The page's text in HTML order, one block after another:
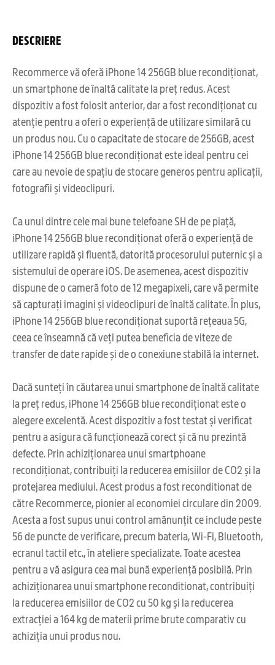
DESCRIERE
Recommerce vă oferă iPhone 14 256GB blue recondiționat,
un smartphone de înaltă calitate la preț redus. Acest
dispozitiv a fost folosit anterior, dar a fost recondiționat cu
atenție pentru a oferi o experiență de utilizare similară cu
un produs nou. Cu o capacitate de stocare de 256GB, acest
iPhone 14 256GB blue recondiționat este ideal pentru cei
care au nevoie de spațiu de stocare generos pentru aplicații,
fotografii și videoclipuri.
Ca unul dintre cele mai bune telefoane SH de pe piață,
iPhone 14 256GB blue recondiționat oferă o experiență de
utilizare rapidă și fluentă, datorită procesorului puternic și a
sistemului de operare iOS. De asemenea, acest dispozitiv
dispune de o cameră foto de 12 megapixeli, care vă permite
să capturați imagini și videoclipuri de înaltă calitate. În plus,
iPhone 14 256GB blue recondiționat suportă rețeaua 5G,
ceea ce înseamnă că veți putea beneficia de viteze de
transfer de date rapide și de o conexiune stabilă la internet.
Dacă sunteți în căutarea unui smartphone de înaltă calitate
la preț redus, iPhone 14 256GB blue recondiționat este o
alegere excelentă. Acest dispozitiv a fost testat și verificat
pentru a asigura că funcționează corect și că nu prezintă
defecte. Prin achiziționarea unui smartphoane
recondiționat, contribuiți la reducerea emisiilor de CO2 și la
protejarea mediului. Acest produs a fost reconditionat de
către Recommerce, pionier al economiei circulare din 2009.
Acesta a fost supus unui control amănunțit ce include peste
56 de puncte de verificare, precum bateria, Wi-Fi, Bluetooth,
ecranul tactil etc., în ateliere specializate. Toate acestea
pentru a vă asigura cea mai bună experiență posibilă. Prin
achiziționarea unui smartphone reconditionat, contribuiți
la reducerea emisiilor de CO2 cu 50 kg și la reducerea
extracției a 164 kg de materii prime brute comparativ cu
achiziția unui produs nou.